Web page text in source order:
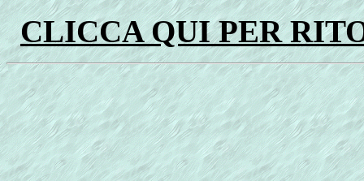
CLICCA QUI PER